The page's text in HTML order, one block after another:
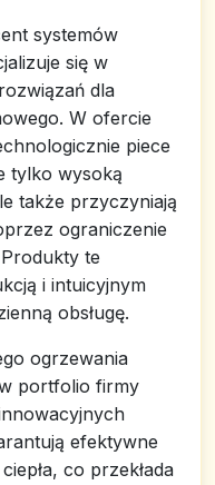
systemów
się w
dla
W ofercie
piece
tylko wysoką
także przyczyniają
ograniczenie
te
i intuicyjnym
obsługę.
ogrzewania
portfolio firmy
efektywne
co przekłada